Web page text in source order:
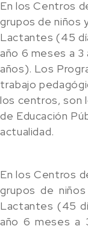
En los Centros
grupos de niños
Lactantes (45
año 6 meses a
años). Los
trabajo
los centros, son
de Educación
actualidad.
En los Centros
grupos de
Lactantes (45
año 6 meses a